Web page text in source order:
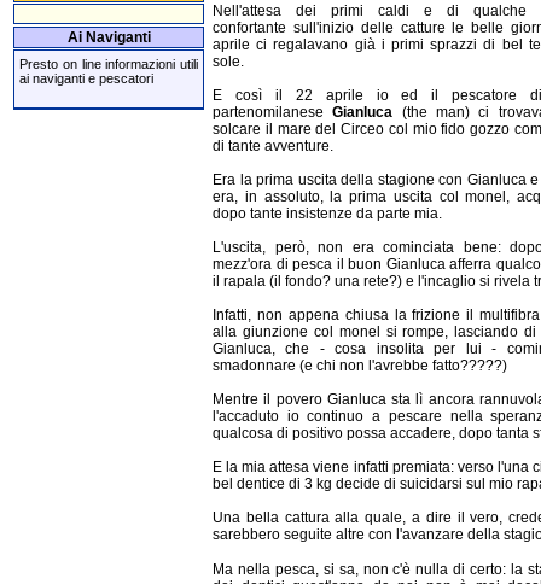
Ai Naviganti
Presto on line informazioni utili
ai naviganti e pescatori
Nell'attesa dei primi caldi e di qualche
confortante sull'inizio delle catture le belle
aprile ci regalavano già i primi sprazzi di bel
sole.
E così il 22 aprile io ed il pescatore
partenomilaneseGianluca (the man) ci
solcare il mare del Circeo col mio fido gozzo
di tante avventure.
Era la prima uscita della stagione con Gianluca
era, in assoluto, la prima uscita col monel,
dopo tante insistenze da parte mia.
L'uscita, però, non era cominciata bene:
mezz'ora di pesca il buon Gianluca afferra
il rapala (il fondo? una rete?) e l'incaglio si rivela
Infatti, non appena chiusa la frizione il
alla giunzione col monel si rompe, lasciando di
Gianluca, che - cosa insolita per lui -
smadonnare (e chi non l'avrebbe fatto?????)
Mentre il povero Gianluca sta lì ancora
l'accaduto io continuo a pescare nella
qualcosa di positivo possa accadere, dopo tanta
E la mia attesa viene infatti premiata: verso l'una
bel dentice di 3 kg decide di suicidarsi sul mio
Una bella cattura alla quale, a dire il vero,
sarebbero seguite altre con l'avanzare della
Ma nella pesca, si sa, non c'è nulla di certo: la